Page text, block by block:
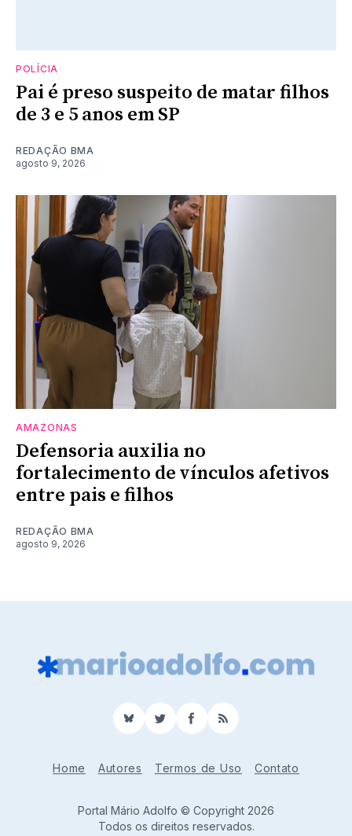
POLÍCIA
Pai é preso suspeito de matar filhos
de 3 e 5 anos em SP
REDAÇÃO BMA
agosto 9, 2026
AMAZONAS
Defensoria auxilia no
fortalecimento de vínculos afetivos
entre pais e filhos
REDAÇÃO BMA
agosto 9, 2026
BlueSkyTwitterFacebook
RSS
Home Autores Termos de Uso Contato
Portal Mário Adolfo © Copyright 2026
Todos os direitos reservados.